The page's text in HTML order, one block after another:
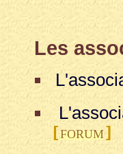
Les
[FORUM]